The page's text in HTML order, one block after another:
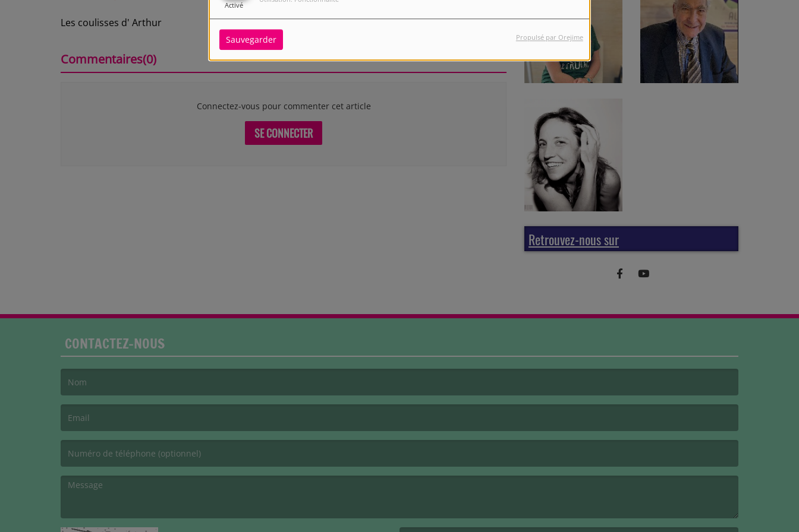
Activé
Sauvegarder Propulsé par Orejime
Les coulisses d' Arthur
Commentaires(0)
Connectez-vous pour commenter cet article
SE CONNECTER
Retrouvez-nous sur
CONTACTEZ-NOUS